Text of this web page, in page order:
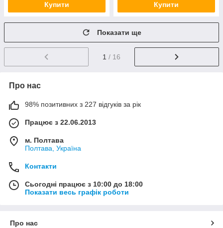
Купити Купити
Показати ще
1 / 16
Про нас
98% позитивних з 227 відгуків за рік
Працює з 22.06.2013
м. Полтава
Полтава, Україна
Контакти
Сьогодні працює з 10:00 до 18:00
Показати весь графік роботи
Про нас